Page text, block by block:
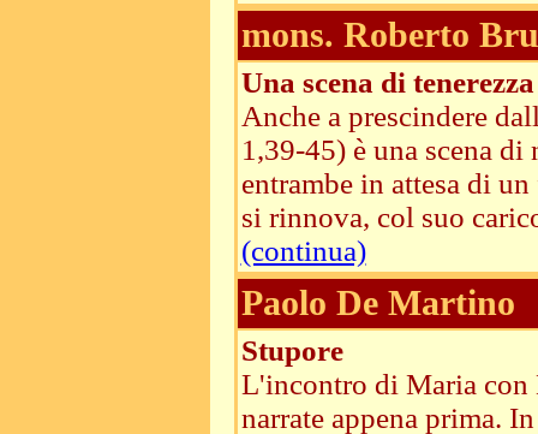
mons. Roberto
Una scena di tenerezza
Anche a prescindere
1,39-45) è una scena
entrambe in attesa di
si rinnova, col suo
(continua)
Paolo De Martino
Stupore
L'incontro di Maria con
narrate appena prima.